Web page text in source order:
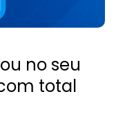
no seu
total